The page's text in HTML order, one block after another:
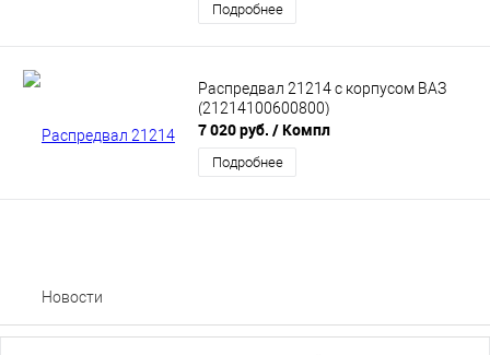
Подробнее
Распредвал 21214 с корпусом ВАЗ
(21214100600800)
7 020 руб. / Компл
Подробнее
Новости